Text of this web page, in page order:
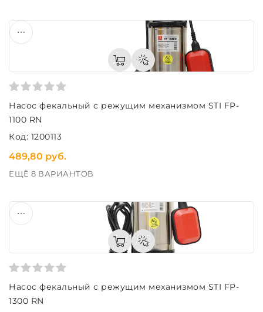
Насос фекальный с режущим механизмом STI FP-
1100 RN
Код: 1200113
489,80 руб.
ЕЩЁ 8 ВАРИАНТОВ
Насос фекальный с режущим механизмом STI FP-
1300 RN